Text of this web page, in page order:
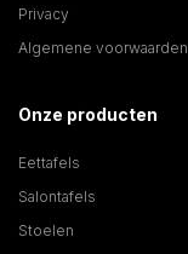
Privacy
Algemene voorwaarden
Onze producten
Eettafels
Salontafels
Stoelen